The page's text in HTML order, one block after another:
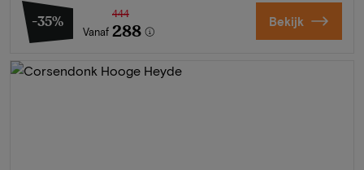
-35%
Vanaf
444
288 Bekijk